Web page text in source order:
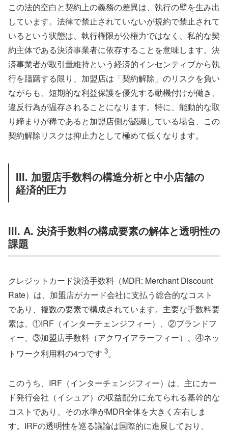
この法的空白と契約上の義務の差異は、執行の壁を生み出
しています。法律で禁止されていないが規約で禁止されて
いるという状態は、執行権限が公権力ではなく、私的な契
約主体である決済事業者に依存することを意味します。決
済事業者が取引量維持という経済的インセンティブから執
行を躊躇する限り、加盟店は「契約解除」のリスクを負い
ながらも、短期的な利益保護を優先する動機付けが働き、
違反行為が温存されることになります。特に、能動的な取
り締まりが稀であると加盟店側が認識している場合、この
契約解除リスクは抑止力として極めて低くなります。
III. 加盟店手数料の構造分析と中小店舗の
経済的圧力
III. A. 決済手数料の構成要素の解体と透明性の
課題
クレジットカード決済手数料（MDR: Merchant Discount
Rate）は、加盟店がカード会社に支払う総合的なコスト
であり、複数の要素で構成されています。主要な手数料要
素は、①IRF（インターチェンジフィー）、②ブランドフ
ィー、③加盟店手数料（アクワイアラーフィー）、④ネッ
トワーク利用料の4つです 3。
このうち、IRF（インターチェンジフィー）は、主にカー
ド発行会社（イシュア）の収益配分に充てられる基幹的な
コストであり、その水準がMDR全体を大きく左右しま
す。IRFの透明性を巡る議論は国際的に進展しており、